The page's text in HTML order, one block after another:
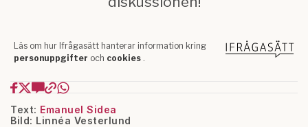
Text: Emanuel Sidea
Bild: Linnéa Vesterlund